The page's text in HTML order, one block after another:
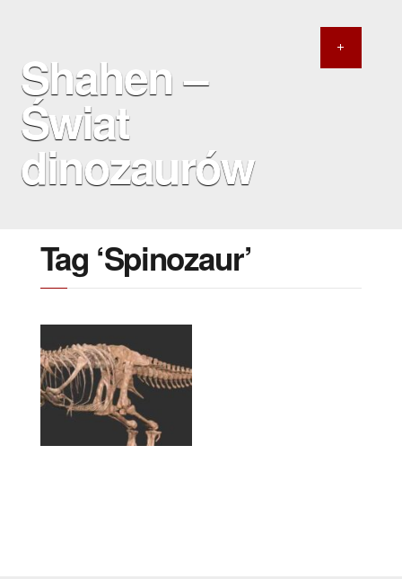
Shahen –
Świat
dinozaurów
Tag ‘Spinozaur’
Największy znany
teropod